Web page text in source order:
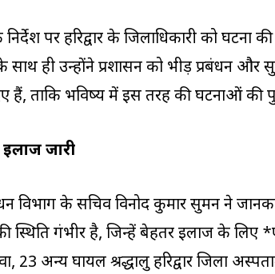
निर्देश पर हरिद्वार के जिलाधिकारी को
ही उन्होंने प्रशासन को भीड़ प्रबंधन और
हैं, ताकि भविष्य में इस तरह की घटनाओं की
जारी
विभाग के सचिव विनोद कुमार सुमन ने
स्थिति गंभीर है, जिन्हें बेहतर इलाज के
23 अन्य घायल श्रद्धालु हरिद्वार जिला